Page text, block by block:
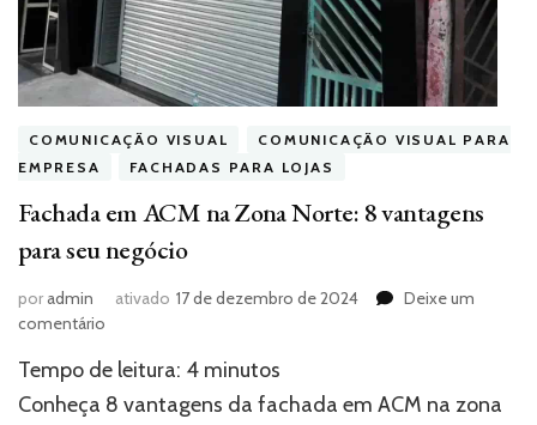
COMUNICAÇÃO VISUAL
COMUNICAÇÃO VISUAL PARA
EMPRESA
FACHADAS PARA LOJAS
Fachada em ACM na Zona Norte: 8 vantagens
para seu negócio
poradmin ativado 17 de dezembro de 2024
Deixe um
comentário
em
ACM
Tempo de leitura: 4 minutos
Conheça 8 vantagens da fachada em ACM na zona